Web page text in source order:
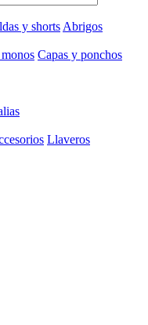
y shorts Abrigos
Capas y ponchos
Llaveros